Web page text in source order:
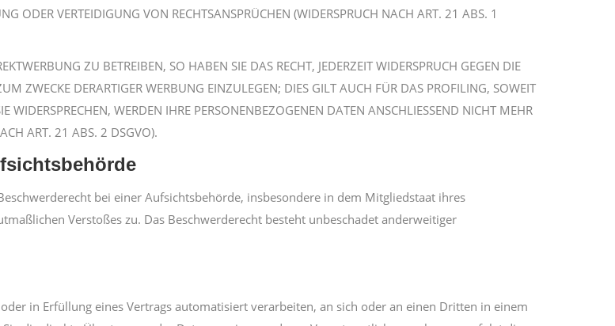
ODER VERTEIDIGUNG VON RECHTSANSPRÜCHEN (WIDERSPRUCH NACH ART. 21 ABS. 1
ZU BETREIBEN, SO HABEN SIE DAS RECHT, JEDERZEIT WIDERSPRUCH GEGEN DIE
ZWECKE DERARTIGER WERBUNG EINZULEGEN; DIES GILT AUCH FÜR DAS PROFILING, SOWEIT
WIDERSPRECHEN, WERDEN IHRE PERSONENBEZOGENEN DATEN ANSCHLIESSEND NICHT MEHR
ART. 21 ABS. 2 DSGVO).
bei einer Aufsichtsbehörde, insbesondere in dem Mitgliedstaat ihres
Verstoßes zu. Das Beschwerderecht besteht unbeschadet anderweitiger
in Erfüllung eines Vertrags automatisiert verarbeiten, an sich oder an einen Dritten in einem